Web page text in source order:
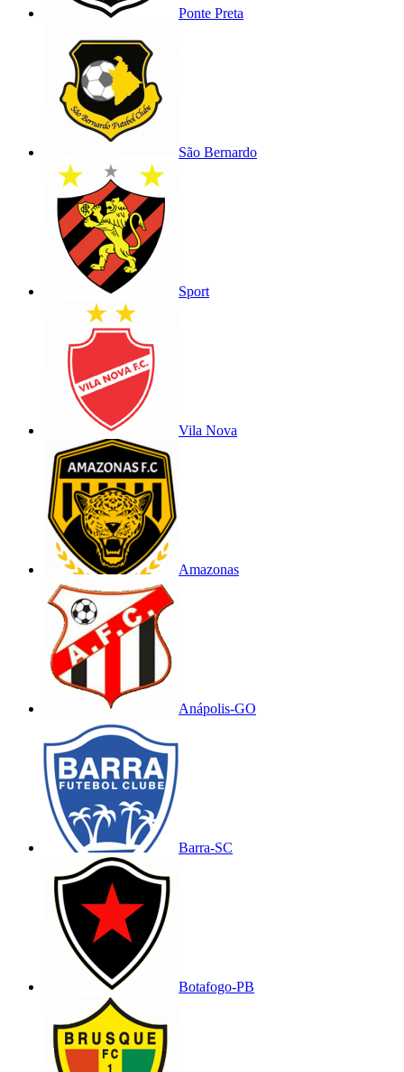
Ponte Preta
São Bernardo
Sport
Vila Nova
Amazonas
Anápolis-GO
Barra-SC
Botafogo-PB